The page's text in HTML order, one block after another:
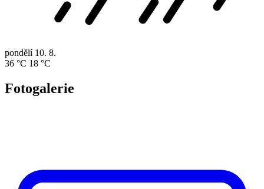
pondělí 10. 8.
36 °C 18 °C
Fotogalerie